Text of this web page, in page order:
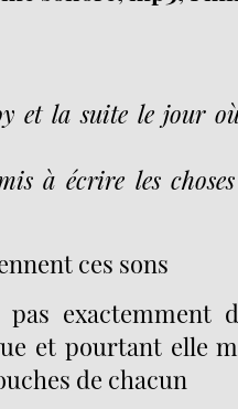
et la suite le jour
à écrire les
ces sons
pas exactemment
et pourtant elle
de chacun